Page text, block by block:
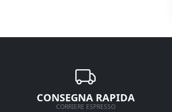
CONSEGNA RAPIDA
CORRIERE ESPRESSO